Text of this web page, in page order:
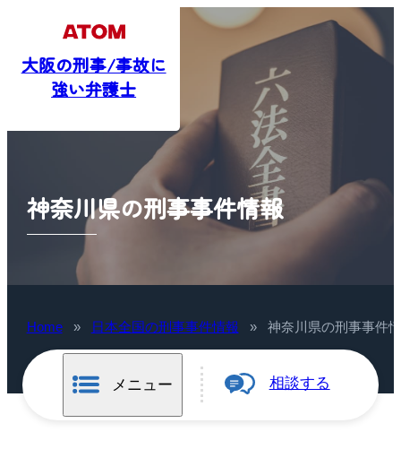
大阪の刑事/事故に
神奈川県の刑事事件情報
Home » 日本全国の刑事事件情報 » 神奈川県の刑事事件
メニュー 相談する